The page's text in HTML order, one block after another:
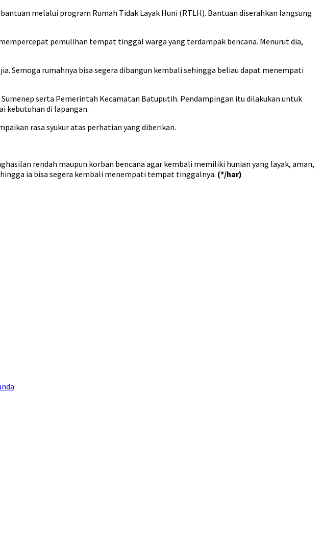
melalui program Rumah Tidak Layak Huni (RTLH). Bantuan diserahkan langsung
pemulihan tempat tinggal warga yang terdampak bencana. Menurut dia,
Semoga rumahnya bisa segera dibangun kembali sehingga beliau dapat menempati
serta Pemerintah Kecamatan Batuputih. Pendampingan itu dilakukan untuk
kebutuhan di lapangan.
rasa syukur atas perhatian yang diberikan.
rendah maupun korban bencana agar kembali memiliki hunian yang layak, aman,
ia bisa segera kembali menempati tempat tinggalnya. (*/har)